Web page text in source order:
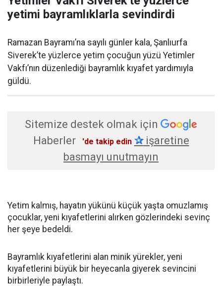
yetimi bayramlıklarla sevindirdi
Ramazan Bayramı’na sayılı günler kala, Şanlıurfa
Siverek’te yüzlerce yetim çocuğun yüzü Yetimler
Vakfı’nın düzenlediği bayramlık kıyafet yardımıyla
güldü.
Sitemize destek olmak için
Haberler
'de takip edin ✰işaretine
basmayı unutmayın
Yetim kalmış, hayatın yükünü küçük yaşta omuzlamış
çocuklar, yeni kıyafetlerini alırken gözlerindeki sevinç
her şeye bedeldi.
Bayramlık kıyafetlerini alan minik yürekler, yeni
kıyafetlerini büyük bir heyecanla giyerek sevincini
birbirleriyle paylaştı.